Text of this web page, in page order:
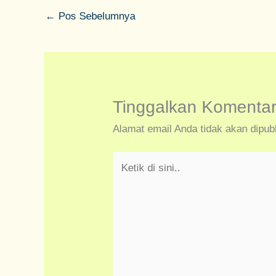
← Pos Sebelumnya
Tinggalkan Komentar
Alamat email Anda tidak akan